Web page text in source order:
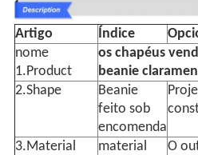
Artigo Índice
nome
1.Product
os chapéus
beanie
2.Shape
Beanie
feito sob
encomenda
3.Material
material
O